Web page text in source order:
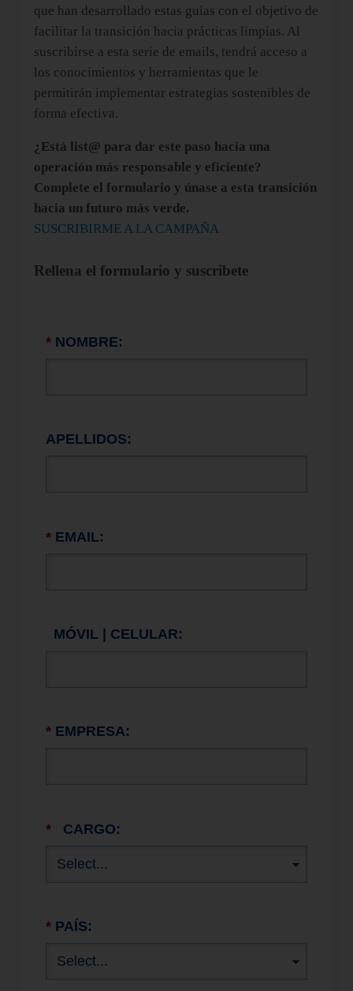
que han desarrollado estas guías con el objetivo de
facilitar la transición hacia prácticas limpias. Al
suscribirse a esta serie de emails, tendrá acceso a
los conocimientos y herramientas que le
permitirán implementar estrategias sostenibles de
forma efectiva.
¿Está list@ para dar este paso hacia una
operación más responsable y eficiente?
Complete el formulario y únase a esta transición
hacia un futuro más verde.
SUSCRIBIRME A LA CAMPAÑA
Rellena el formulario y suscribete
* NOMBRE:
APELLIDOS:
* EMAIL:
MÓVIL | CELULAR:
* EMPRESA:
* CARGO:
* PAÍS: